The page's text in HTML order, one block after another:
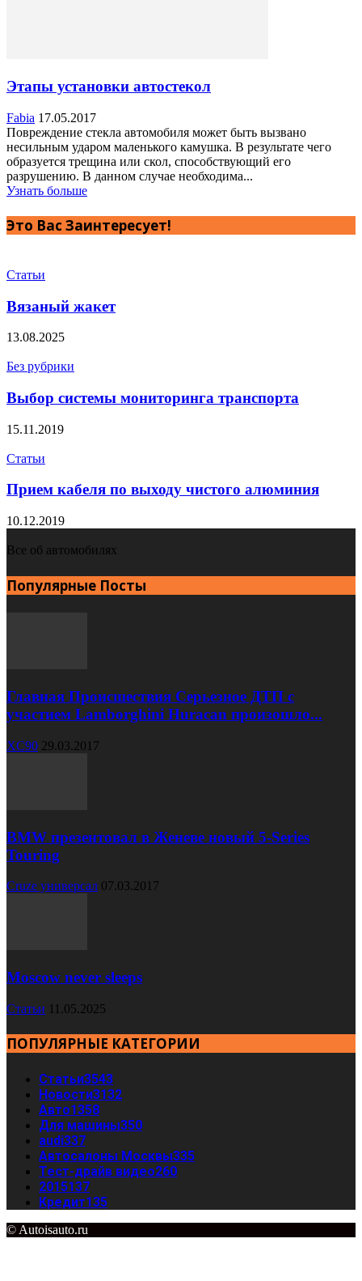
Этапы установки автостекол
Fabia 17.05.2017
Повреждение стекла автомобиля может быть вызвано
несильным ударом маленького камушка. В результате чего
образуется трещина или скол, способствующий его
разрушению. В данном случае необходима...
Узнать больше
Это Вас Заинтересует!
Статьи
Вязаный жакет
13.08.2025
Без рубрики
Выбор системы мониторинга транспорта
15.11.2019
Статьи
Прием кабеля по выходу чистого алюминия
10.12.2019
Все об автомобилях
Популярные Посты
Главная Происшествия Серьезное ДТП с
участием Lamborghini Huracan произошло...
XC90 29.03.2017
BMW презентовал в Женеве новый 5-Series
Touring
Cruze универсал 07.03.2017
Moscow never sleeps
Статьи 11.05.2025
ПОПУЛЯРНЫЕ КАТЕГОРИИ
Статьи3543
Новости3132
Авто1358
Для машины350
audi337
Автосалоны Москвы335
Тест-драйв видео260
2015137
Кредит135
© Autoisauto.ru